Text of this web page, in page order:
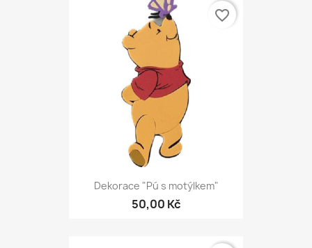
Dekorace "Pú s motýlkem"
50,00 Kč
favorite_border